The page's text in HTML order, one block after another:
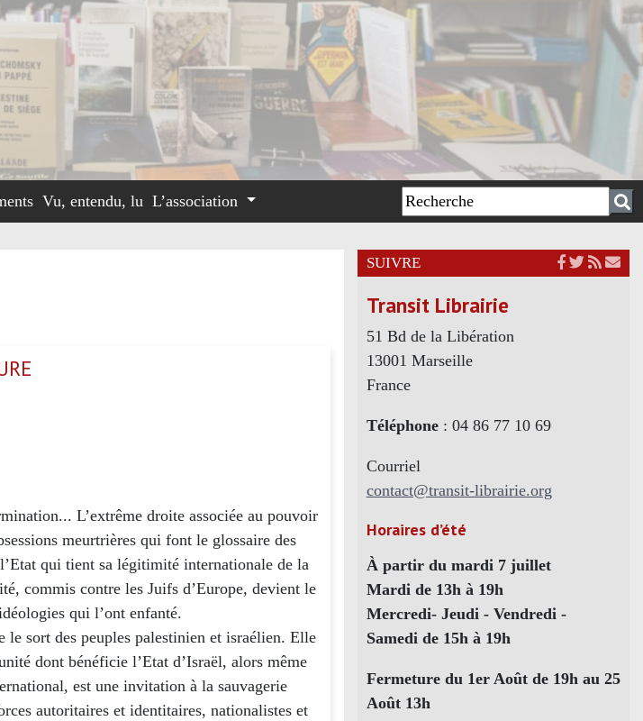
Vu, entendu, lu L’association
L’extrême droite associée au pouvoir
meurtrières qui font le glossaire des
qui tient sa légitimité internationale de la
commis contre les Juifs d’Europe, devient le
qui l’ont enfanté.
le sort des peuples palestinien et israélien. Elle
dont bénéficie l’Etat d’Israël, alors même
est une invitation à la sauvagerie
autoritaires et identitaires, nationalistes et
SUIVRE
Transit Librairie
51 Bd de la Libération
13001 Marseille
France
Téléphone: 04 86 77 10 69
Courriel
contact@transit-librairie.org
Horaires d’été
À partir du mardi 7 juillet
Mardi de 13h à 19h
Mercredi- Jeudi - Vendredi -
Samedi de 15h à 19h
Fermeture du 1er Août de 19h au 25
Août 13h